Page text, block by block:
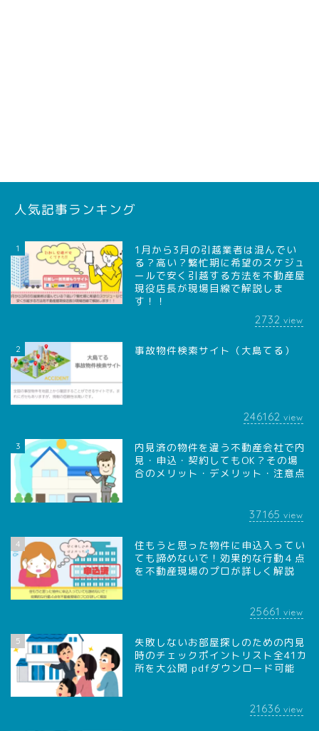
人気記事ランキング
1
1月から3月の引越業者は混んでい
る？高い？繁忙期に希望のスケジュ
ールで安く引越する方法を不動産屋
現役店長が現場目線で解説しま
す！！
2732 view
2 事故物件検索サイト（大島てる）
246162 view
3
内見済の物件を違う不動産会社で内
見・申込・契約してもOK？その場
合のメリット・デメリット・注意点
37165 view
4
住もうと思った物件に申込入ってい
ても諦めないで！効果的な行動４点
を不動産現場のプロが詳しく解説
25661 view
5
失敗しないお部屋探しのための内見
時のチェックポイントリスト全41カ
所を大公開 pdfダウンロード可能
21636 view